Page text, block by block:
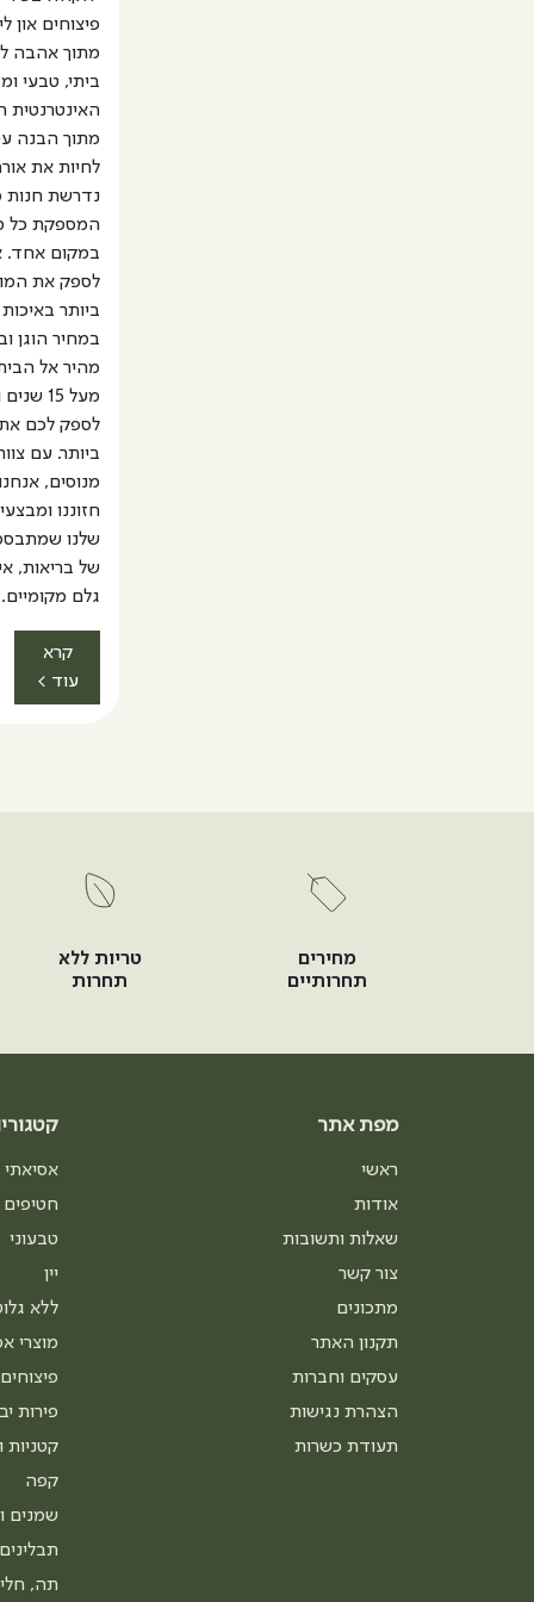
פיצוחים און
מתוך אהבה
ביתי, טבעי
מתוך הבנה
לחיות את
נדרשת חנות
המספקת כל
במקום אחד.
לספק את
ביותר
במחיר הוגן
מהיר אל
מעל 15
לספק לכם
ביותר. עם
מנוסים,
חזוננו
שלנו
של בריאות,
גלם מקומיים.
קרא
עוד >
מחירים
תחרותיים
טריות ללא
תחרות
מפת אתר
ראשי
אודות
שאלות ותשובות
צור קשר
מתכונים
תקנון האתר
עסקים וחברות
הצהרת נגישות
תעודת כשרות
אסיאתי
חטיפים
טבעוני
יין
ללא
מוצרי
פירות
קטניות
קפה
שמנים
תבלינים
תה,